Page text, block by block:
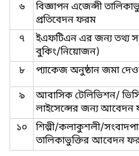
৬
বিজ্ঞাপন এজেন্সী
প্রতিবেদন ফরম
৭
ইএফটিএন এর জন্য তথ্য
বুকিং/নিয়োজন)
৮
প্যাকেজ অনুষ্ঠান জমা
৯
আবাসিক টেলিভিশন/
লাইসেন্সের জন্য আবেদন
১০
শিল্পী/কলাকুশলী/
তালিকাভুক্তির আবেদন ফরম